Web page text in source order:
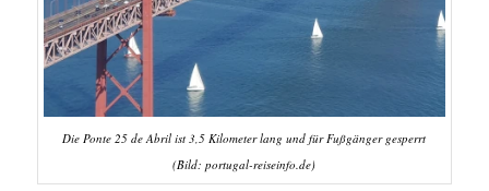
Die Ponte 25 de Abril ist 3,5 Kilometer lang und für Fußgänger gesperrt
(Bild: portugal-reiseinfo.de)